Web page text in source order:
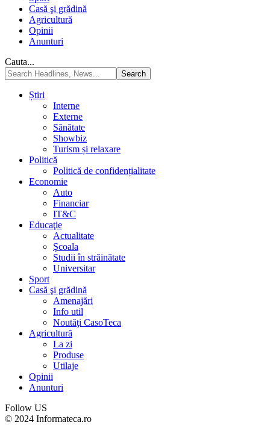
Casă şi grădină
Agricultură
Opinii
Anunturi
Cauta...
Știri
Interne
Externe
Sănătate
Showbiz
Turism și relaxare
Politică
Politică de confidențialitate
Economie
Auto
Financiar
IT&C
Educaţie
Actualitate
Şcoala
Studii în străinătate
Universitar
Sport
Casă şi grădină
Amenajări
Info util
Noutăţi CasoTeca
Agricultură
La zi
Produse
Utilaje
Opinii
Anunturi
Follow US
© 2024 Informateca.ro